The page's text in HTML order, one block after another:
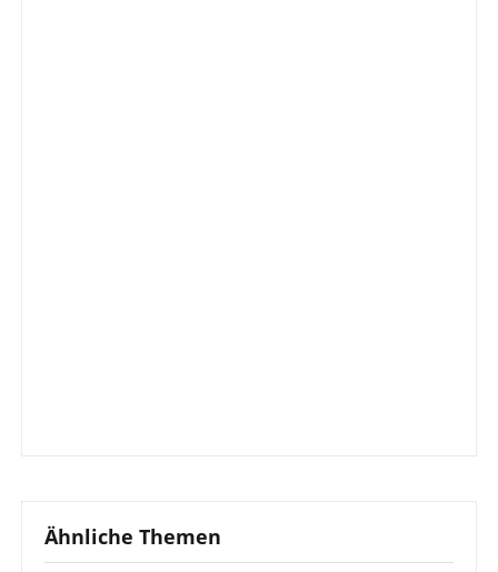
Ähnliche Themen